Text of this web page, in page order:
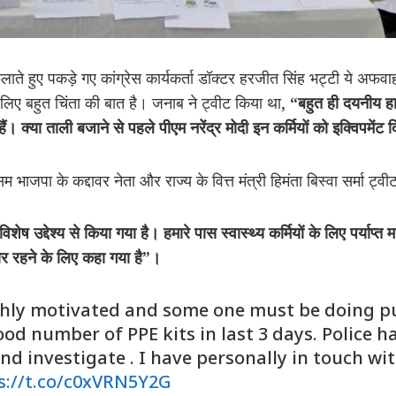
हुए पकड़े गए कांग्रेस कार्यकर्ता डॉक्टर हरजीत सिंह भट्टी ये
बहुत चिंता की बात है। जनाब ने ट्वीट किया था, “बहुतहीदयनीय
क्यातालीबजानेसेपहलेपीएमनरेंद्रमोदीइनकर्मियोंकोइक्विपमेंट
के कद्दावर नेता और राज्य के वित्त मंत्री हिमंता बिस्वा सर्मा
विशेषउद्देश्यसेकियागयाहै।हमारेपासस्वास्थ्यकर्मियोंकेलिएपर्याप्त
रहनेकेलिएकहागयाहै”।
motivated and some one must be doing
number of PPE kits in last 3 days. Police
investigate . I have personally in touch
t.co/c0xVRN5Y2G